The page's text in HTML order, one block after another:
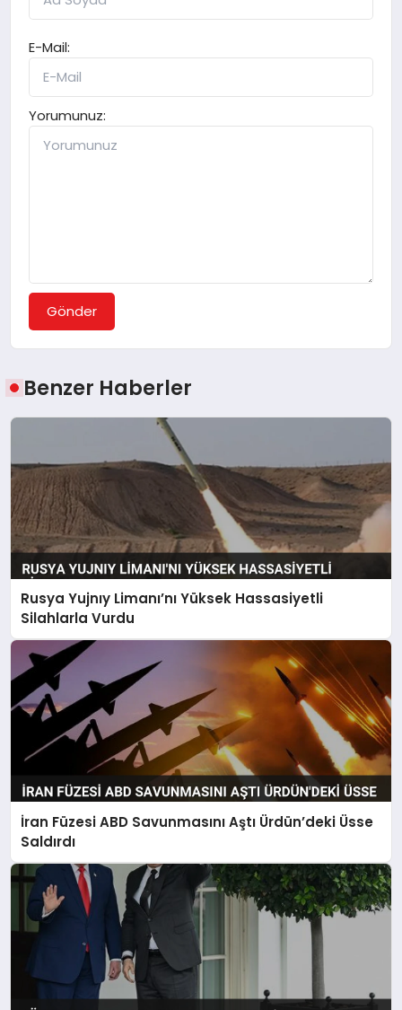
E-Mail:
Yorumunuz:
Gönder
Benzer Haberler
Rusya Yujnıy Limanı’nı Yüksek Hassasiyetli
Silahlarla Vurdu
İran Füzesi ABD Savunmasını Aştı Ürdün’deki Üsse
Saldırdı